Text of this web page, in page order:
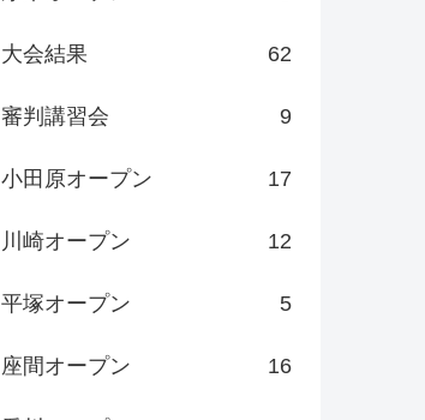
大会結果 62
審判講習会 9
小田原オープン 17
川崎オープン 12
平塚オープン 5
座間オープン 16